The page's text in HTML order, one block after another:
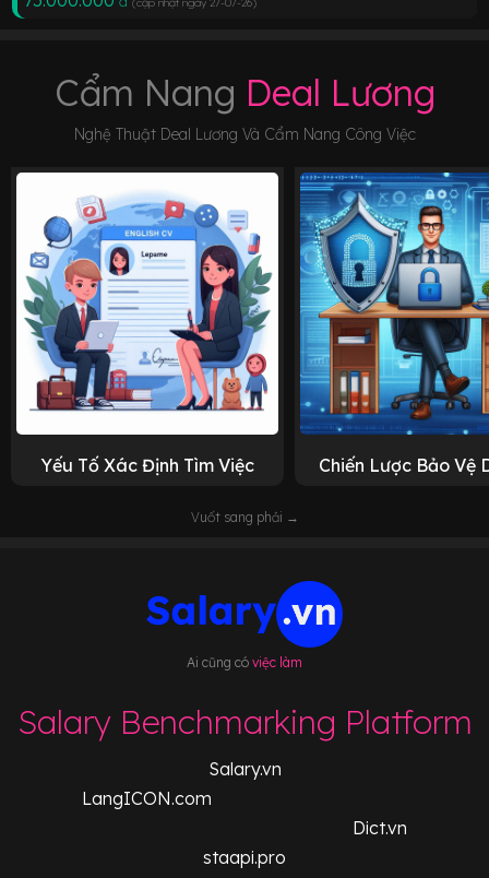
Cẩm Nang Deal Lương
Nghệ Thuật Deal Lương Và Cẩm Nang Công Việc
Yếu Tố Xác Định Tìm Việc Chiến Lược Bảo Vệ
Vuốt sang phải →
Ai cũng có việc làm
Salary Benchmarking Platform
Salary.vn
LangICON.com
Dict.vn
staapi.pro